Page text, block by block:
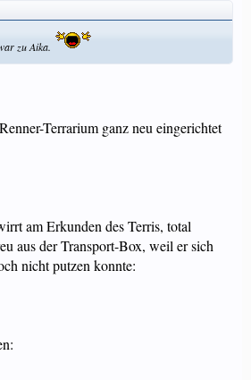
zu Aika.
Terrarium ganz neu eingerichtet
am Erkunden des Terris, total
aus der Transport-Box, weil er sich
nicht putzen konnte: